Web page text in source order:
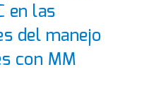
en las
del manejo
con MM